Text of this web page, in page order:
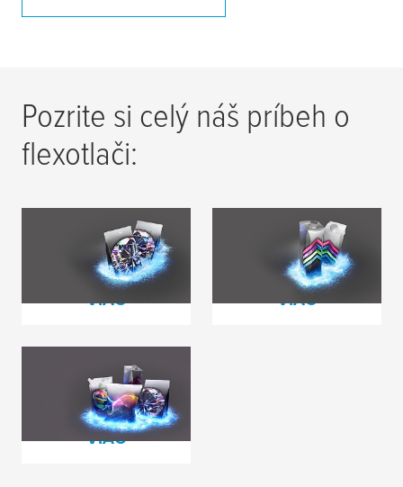
Pozrite si celý náš príbeh o
flexotlači:
Spoločne odhaľujeme
vycibrenú kvalitu
PREČÍTAJTE SI
VIAC
Udržateľnejšia
PREČÍTAJTE SI
VIAC
Spoločne uvoľníme
potenciál obalov
PREČÍTAJTE SI
VIAC